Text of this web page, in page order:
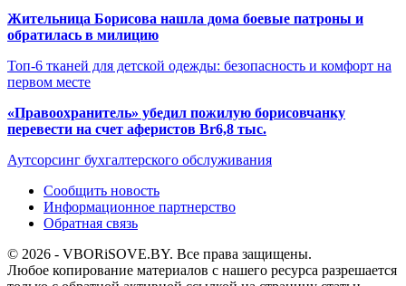
Жительница Борисова нашла дома боевые патроны и
обратилась в милицию
Топ-6 тканей для детской одежды: безопасность и комфорт на
первом месте
«Правоохранитель» убедил пожилую борисовчанку
перевести на счет аферистов Br6,8 тыс.
Аутсорсинг бухгалтерского обслуживания
Сообщить новость
Информационное партнерство
Обратная связь
© 2026 - VBORiSOVE.BY. Все права защищены.
Любое копирование материалов с нашего ресурса разрешается